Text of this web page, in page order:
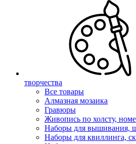
творчества
Все товары
Алмазная мозаика
Гравюры
Живопись по холсту,
Наборы для вышивания,
Наборы для квиллинга,